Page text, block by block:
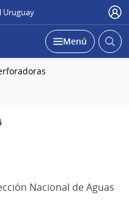
Uruguay
Desplegar
Menú Abrir
Nacional de Aguas